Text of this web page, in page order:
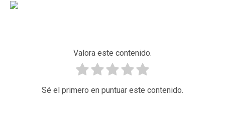
Valora este contenido.
Sé el primero en puntuar este contenido.